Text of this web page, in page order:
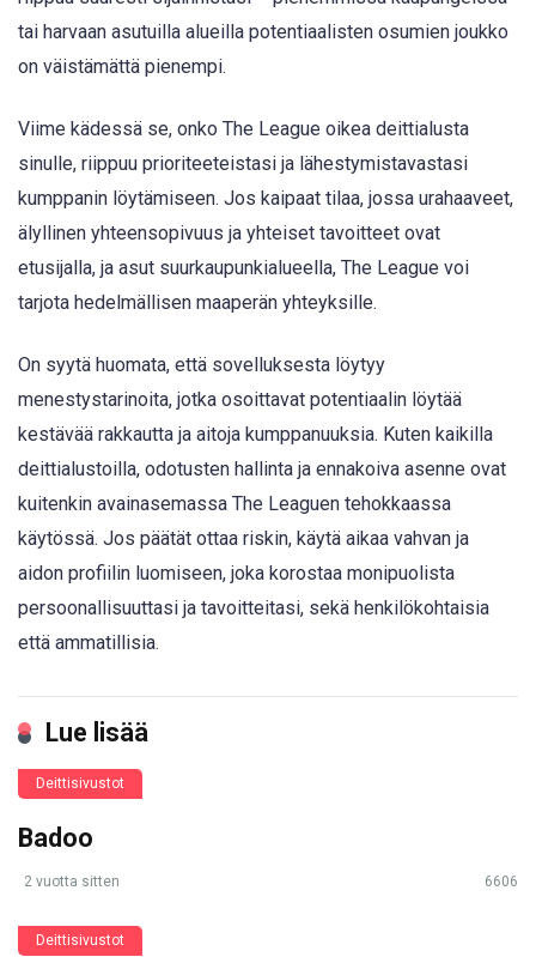
tai harvaan asutuilla alueilla potentiaalisten osumien joukko
on väistämättä pienempi.
Viime kädessä se, onko The League oikea deittialusta
sinulle, riippuu prioriteeteistasi ja lähestymistavastasi
kumppanin löytämiseen. Jos kaipaat tilaa, jossa urahaaveet,
älyllinen yhteensopivuus ja yhteiset tavoitteet ovat
etusijalla, ja asut suurkaupunkialueella, The League voi
tarjota hedelmällisen maaperän yhteyksille.
On syytä huomata, että sovelluksesta löytyy
menestystarinoita, jotka osoittavat potentiaalin löytää
kestävää rakkautta ja aitoja kumppanuuksia. Kuten kaikilla
deittialustoilla, odotusten hallinta ja ennakoiva asenne ovat
kuitenkin avainasemassa The Leaguen tehokkaassa
käytössä. Jos päätät ottaa riskin, käytä aikaa vahvan ja
aidon profiilin luomiseen, joka korostaa monipuolista
persoonallisuuttasi ja tavoitteitasi, sekä henkilökohtaisia
että ammatillisia.
Lue lisää
Deittisivustot
Badoo
2 vuotta sitten 6606
Deittisivustot